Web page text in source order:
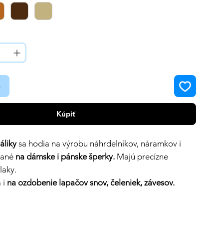
Kúpiť
sa hodia na výrobu náhrdelníkov, náramkov i
na dámske i pánske šperky. Majú precízne
i na ozdobenie lapačov snov, čeleniek, závesov.